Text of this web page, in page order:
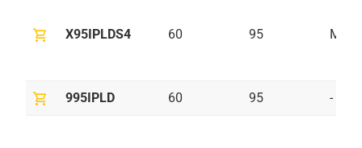
shopping_cart X95IPLDS4 60 95 M10
shopping_cart 995IPLD 60 95 -